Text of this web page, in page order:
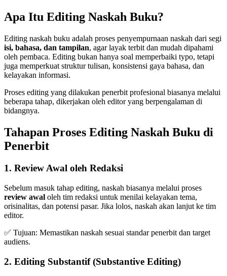
Apa Itu Editing Naskah Buku?
Editing naskah buku adalah proses penyempurnaan naskah dari segi
isi, bahasa, dan tampilan, agar layak terbit dan mudah dipahami
oleh pembaca. Editing bukan hanya soal memperbaiki typo, tetapi
juga memperkuat struktur tulisan, konsistensi gaya bahasa, dan
kelayakan informasi.
Proses editing yang dilakukan penerbit profesional biasanya melalui
beberapa tahap, dikerjakan oleh editor yang berpengalaman di
bidangnya.
Tahapan Proses Editing Naskah Buku di
Penerbit
1. Review Awal oleh Redaksi
Sebelum masuk tahap editing, naskah biasanya melalui proses
review awal oleh tim redaksi untuk menilai kelayakan tema,
orisinalitas, dan potensi pasar. Jika lolos, naskah akan lanjut ke tim
editor.
✅ Tujuan: Memastikan naskah sesuai standar penerbit dan target
audiens.
2. Editing Substantif (Substantive Editing)